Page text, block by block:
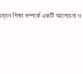
শিক্ষা সম্পর্কে একটি আলোচনা ও